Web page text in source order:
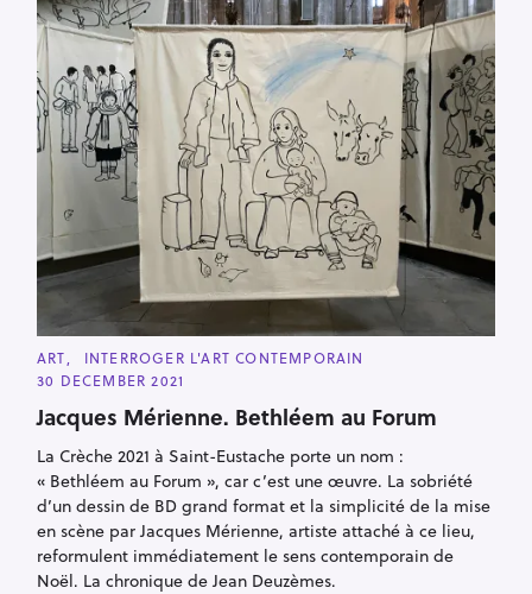
C
T
G
R
I
E
S
ART
INTERROGER L'ART CONTEMPORAIN
30 DECEMBER 2021
Jacques Mérienne. Bethléem au Forum
La Crèche 2021 à Saint-Eustache porte un nom :
« Bethléem au Forum », car c’est une œuvre. La sobriété
d’un dessin de BD grand format et la simplicité de la mise
en scène par Jacques Mérienne, artiste attaché à ce lieu,
reformulent immédiatement le sens contemporain de
Noël. La chronique de Jean Deuzèmes.